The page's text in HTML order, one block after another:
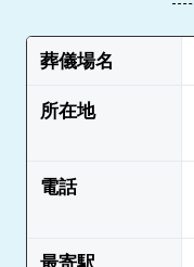
葬儀場名
所在地
電話